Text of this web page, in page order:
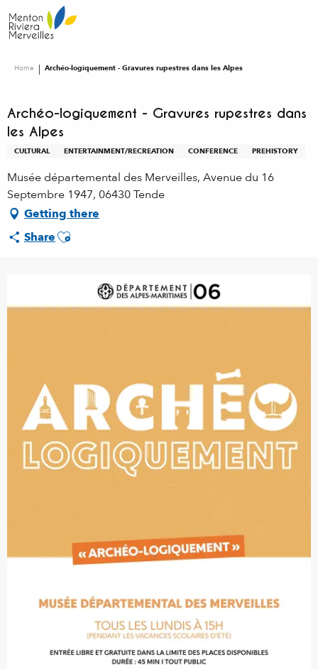
au
contenu
Home Archéo-logiquement - Gravures rupestres dans les Alpes
Archéo-logiquement - Gravures rupestres dans
les Alpes
CULTURAL ENTERTAINMENT/RECREATION CONFERENCE PREHISTORY
Musée départemental des Merveilles, Avenue du 16
Septembre 1947, 06430 Tende
Getting there
ShareAjouter aux favoris